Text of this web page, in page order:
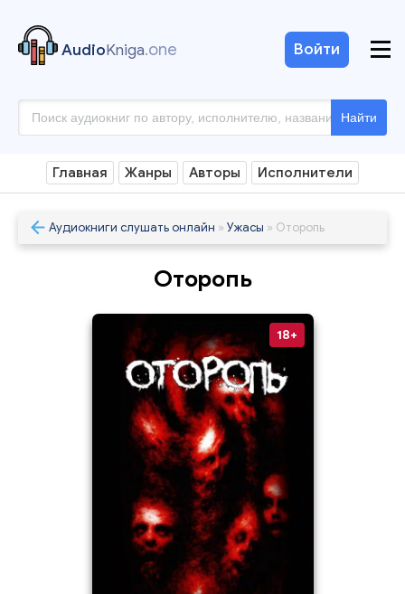
AudioKniga.one
Найти
Войти
Главная Жанры Авторы Исполнители
Аудиокниги слушать онлайн » Ужасы » Оторопь
Оторопь
18+